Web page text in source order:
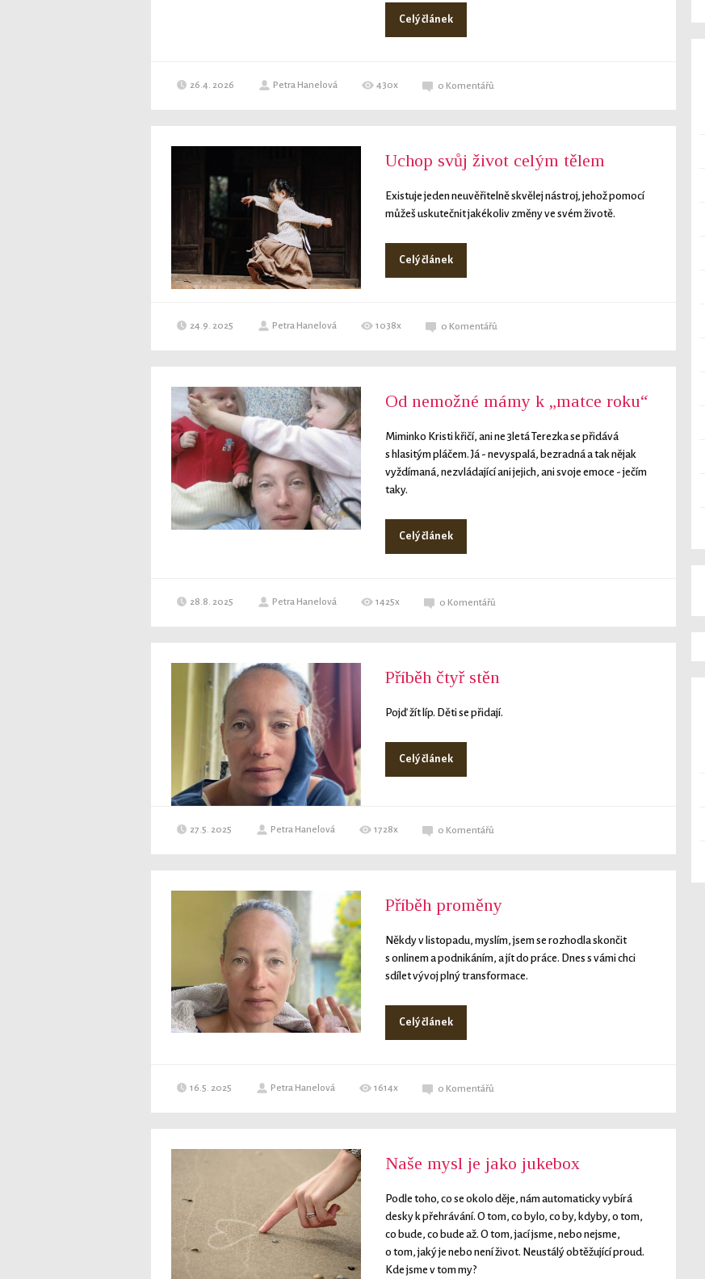
Celý článek
26.4. 2026 Petra Hanelová 430x 0 Komentářů
Uchop svůj život celým tělem
Existuje jeden neuvěřitelně skvělej nástroj, jehož pomocí
můžeš uskutečnit jakékoliv změny ve svém životě.
Celý článek
24.9. 2025 Petra Hanelová 1038x 0 Komentářů
Od nemožné mámy k „matce roku“
Miminko Kristi křičí, ani ne 3letá Terezka se přidává
s hlasitým pláčem. Já - nevyspalá, bezradná a tak nějak
vyždímaná, nezvládající ani jejich, ani svoje emoce - ječím
taky.
Celý článek
28.8. 2025 Petra Hanelová 1425x 0 Komentářů
Příběh čtyř stěn
Pojď žít líp. Děti se přidají.
Celý článek
27.5. 2025 Petra Hanelová 1728x 0 Komentářů
Příběh proměny
Někdy v listopadu, myslím, jsem se rozhodla skončit
s onlinem a podnikáním, a jít do práce. Dnes s vámi chci
sdílet vývoj plný transformace.
Celý článek
16.5. 2025 Petra Hanelová 1614x 0 Komentářů
Naše mysl je jako jukebox
Podle toho, co se okolo děje, nám automaticky vybírá
desky k přehrávání. O tom, co bylo, co by, kdyby, o tom,
co bude, co bude až. O tom, jací jsme, nebo nejsme,
o tom, jaký je nebo není život. Neustálý obtěžující proud.
Kde jsme v tom my?